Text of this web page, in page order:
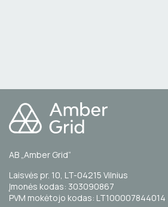
AB „Amber Grid“
Laisvės pr. 10, LT-04215 Vilnius
Įmonės kodas: 303090867
PVM mokėtojo kodas: LT100007844014